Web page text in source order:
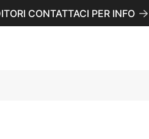
CONTATTACI PER INFO